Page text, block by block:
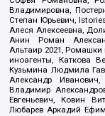
Владимировна,
Степан Юрьевич,
Алеся Алексеевна,
Анин Роман
Альтаир 2021, Ромашки
иноагенты, Каткова
Кузьмина Людмила
Александр
Владимир
Евгеньевич, Ковин
Любарев Аркадий